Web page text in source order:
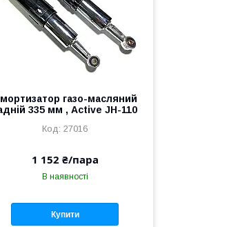
газо-масляний
335 мм , Active JH-110
27016
1 152 ₴/пара
В наявності
Купити